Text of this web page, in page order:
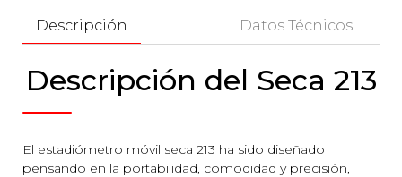
Descripción Datos Técnicos
Descripción del Seca 213
El estadiómetro móvil seca 213 ha sido diseñado
pensando en la portabilidad, comodidad y precisión,